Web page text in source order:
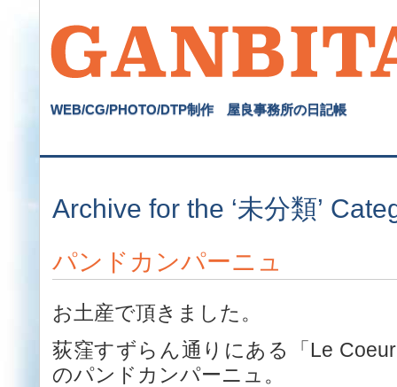
WEB/CG/PHOTO/DTP制作 屋良事務所の日記帳
Archive for the ‘未分類’
パンドカンパーニュ
お土産で頂きました。
荻窪すずらん通りにある「Le
のパンドカンパーニュ。